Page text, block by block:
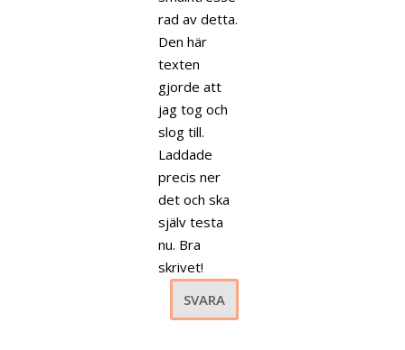
rad av detta.
Den här
texten
gjorde att
jag tog och
slog till.
Laddade
precis ner
det och ska
själv testa
nu. Bra
skrivet!
SVARA